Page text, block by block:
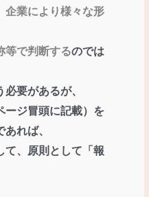
企業により様々な形
等で判断するのでは
要があるが、
ージ冒頭に記載）を
れば、
て、原則として「報